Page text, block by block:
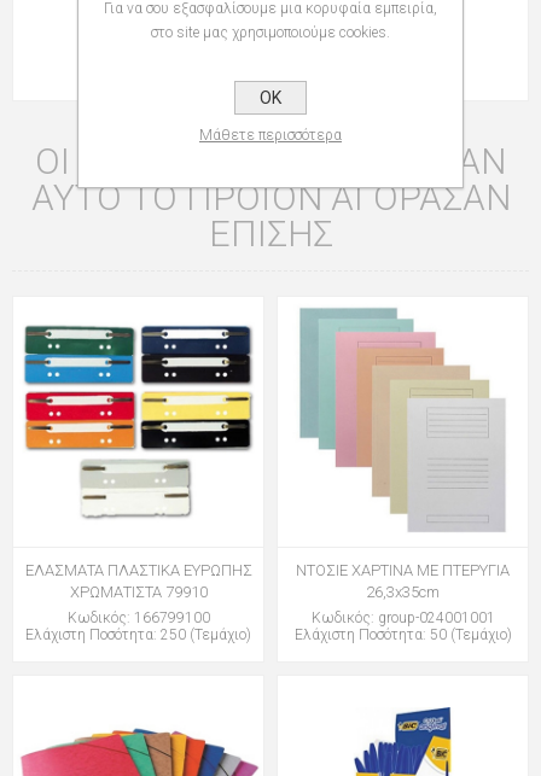
Πλάτος: 9 cm
ΟΙ ΠΕΛΆΤΕΣ ΠΟΥ ΑΓΌΡΑΣΑΝ
ΑΥΤΌ ΤΟ ΠΡΟΪΌΝ ΑΓΌΡΑΣΑΝ
ΕΠΊΣΗΣ
ΕΛΑΣΜΑΤΑ ΠΛΑΣΤΙΚΑ ΕΥΡΩΠΗΣ
ΧΡΩΜΑΤΙΣΤΑ 79910
Κωδικός: 166799100
Ελάχιστη Ποσότητα: 250 (Τεμάχιο)
ΝΤΟΣΙΕ ΧΑΡΤΙΝΑ ΜΕ ΠΤΕΡΥΓΙΑ
26,3x35cm
Κωδικός: group-024001001
Ελάχιστη Ποσότητα: 50 (Τεμάχιο)
Για να σου εξασφαλίσουμε μια κορυφαία εμπειρία,
στο site μας χρησιμοποιούμε cookies.
OK
Μάθετε περισσότερα